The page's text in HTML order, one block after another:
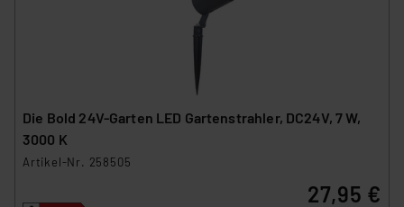
Die Bold 24V-Garten LED Gartenstrahler, DC24V, 7 W,
3000 K
Artikel-Nr. 258505
27,95 €